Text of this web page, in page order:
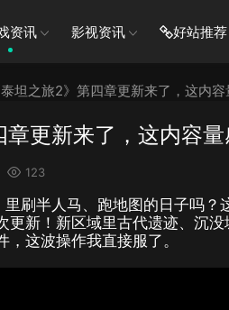
资讯 影视资讯 好站推荐
泰坦之旅2》第四章更新来了，这内
章更新来了，这内容
123
刷半人马、跑地图的日子吗？
更新！新区域里古代遗迹、沉
这波操作我直接服了。